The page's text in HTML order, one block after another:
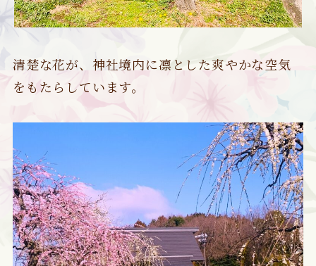
清楚な花が、神社境内に凛とした爽やかな空気
をもたらしています。